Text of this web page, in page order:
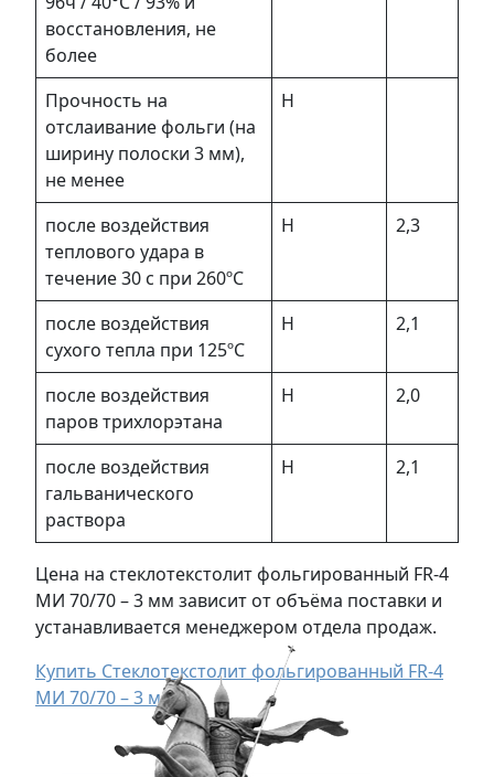
восстановления, не
более
Прочность на
отслаивание фольги (на
ширину полоски 3 мм),
не менее
Н
после воздействия
теплового удара в
течение 30 с при 260ºC
Н 2,3
после воздействия
сухого тепла при 125ºC
Н 2,1
после воздействия
паров трихлорэтана
Н 2,0
после воздействия
гальванического
раствора
Н 2,1
Цена на стеклотекстолит фольгированный FR-4
МИ 70/70 – 3 мм зависит от объёма поставки и
устанавливается менеджером отдела продаж.
Купить Стеклотекстолит фольгированный FR-4
МИ 70/70 – 3 мм